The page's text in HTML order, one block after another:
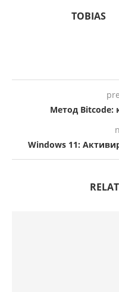
TOBIAS
Метод Bitcode:
Windows 11: